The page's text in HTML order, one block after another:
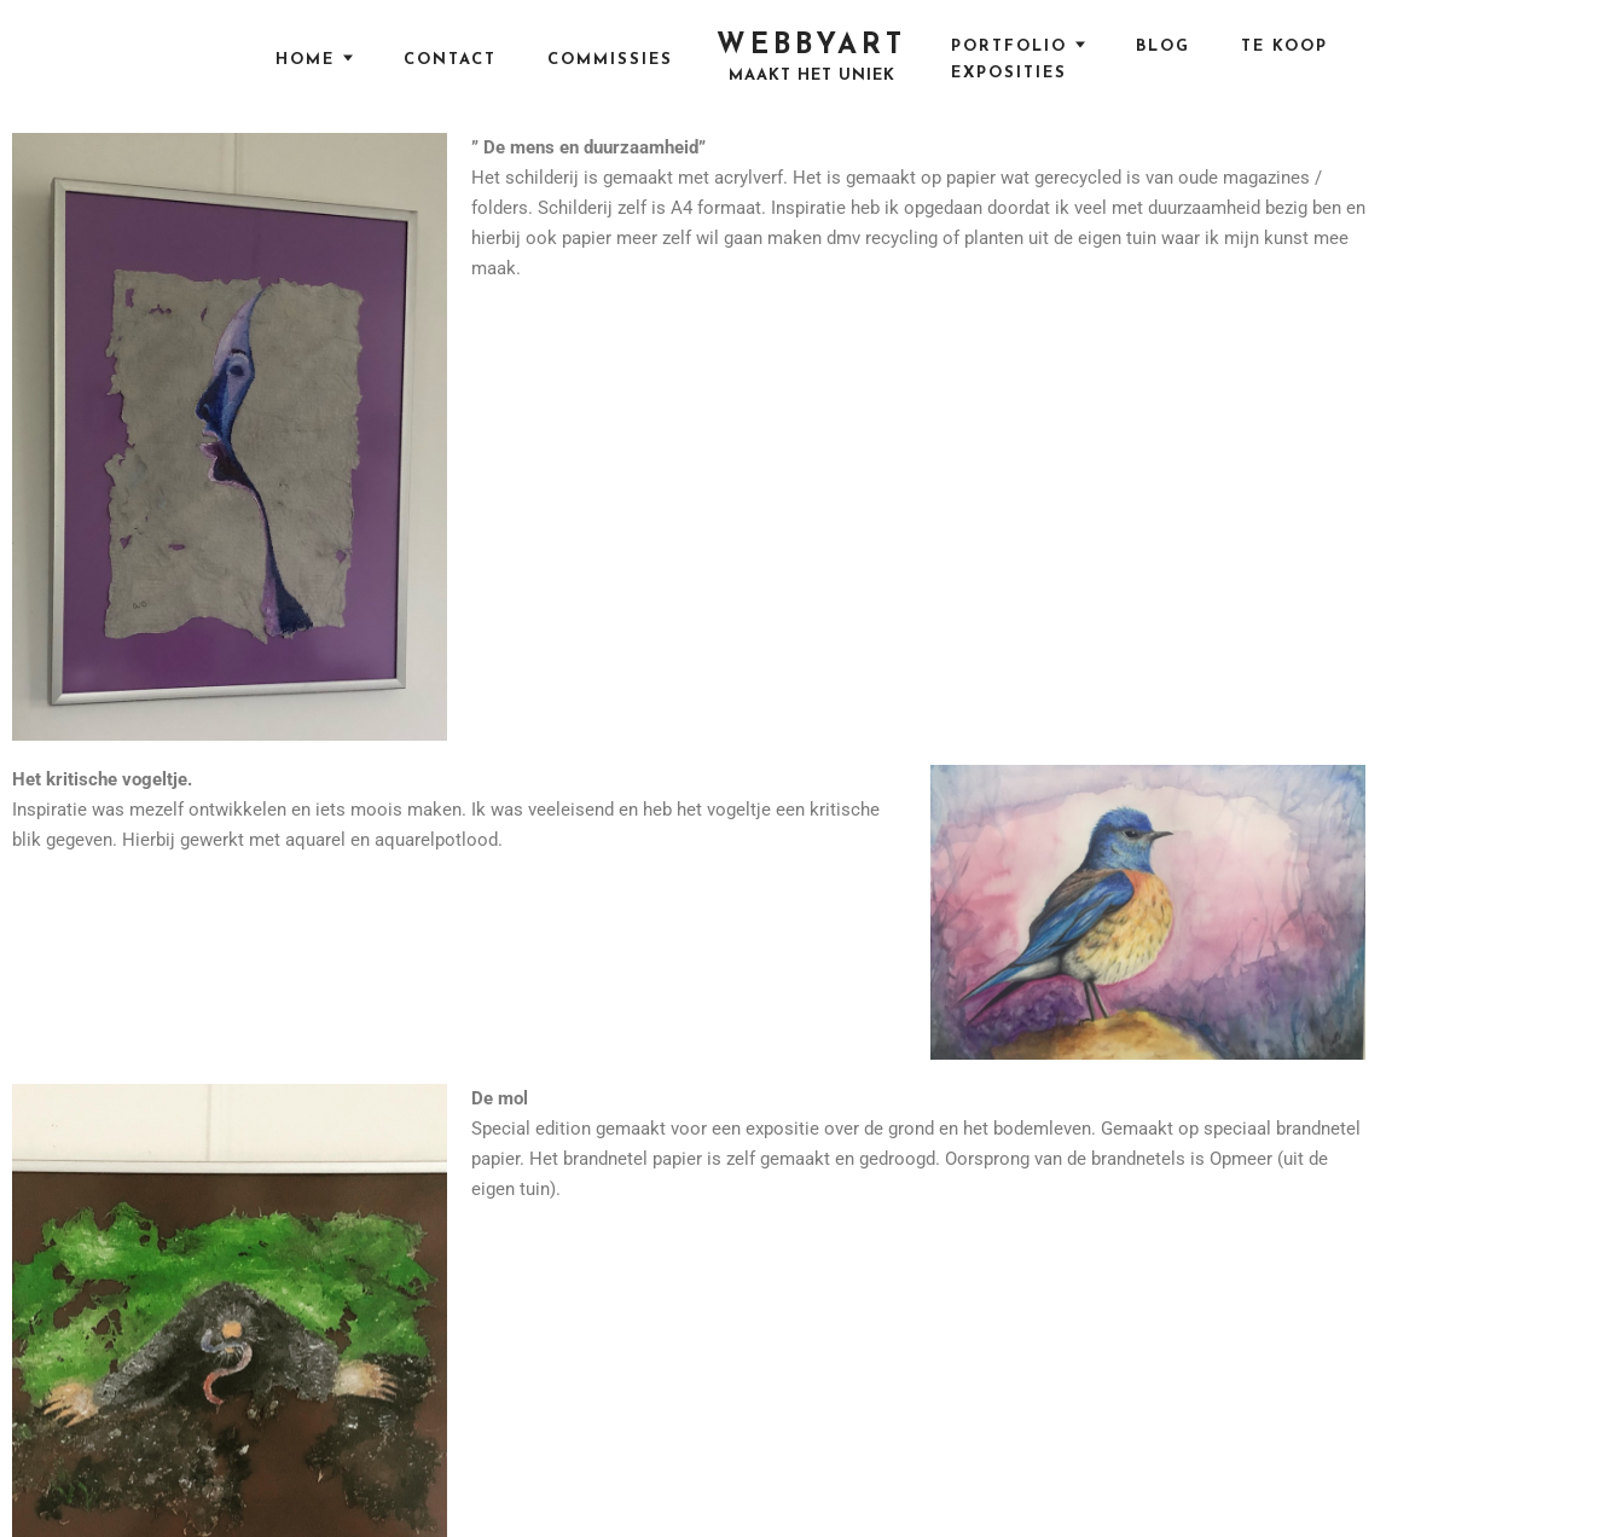
HOME CONTACT COMMISSIES WEBBYART
MAAKT HET UNIEK
PORTFOLIO BLOG
TE KOOP
EXPOSITIES
” De mens en duurzaamheid”
Het schilderij is gemaakt met acrylverf. Het is gemaakt op papier wat gerecycled is van oude magazines /
folders. Schilderij zelf is A4 formaat. Inspiratie heb ik opgedaan doordat ik veel met duurzaamheid bezig ben en
hierbij ook papier meer zelf wil gaan maken dmv recycling of planten uit de eigen tuin waar ik mijn kunst mee
maak.
Het kritische vogeltje.
Inspiratie was mezelf ontwikkelen en iets moois maken. Ik was veeleisend en heb het vogeltje een kritische
blik gegeven. Hierbij gewerkt met aquarel en aquarelpotlood.
De mol
Special edition gemaakt voor een expositie over de grond en het bodemleven. Gemaakt op speciaal brandnetel
papier. Het brandnetel papier is zelf gemaakt en gedroogd. Oorsprong van de brandnetels is Opmeer (uit de
eigen tuin).